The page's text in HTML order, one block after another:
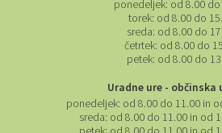
ponedeljek: od 8.00
torek: od 8.00 do
sreda: od 8.00 do
četrtek: od 8.00 do
petek: od 8.00 do
Uradne ure - občinska
ponedeljek: od 8.00 do 11.00 in
sreda: od 8.00 do 11.00 in od